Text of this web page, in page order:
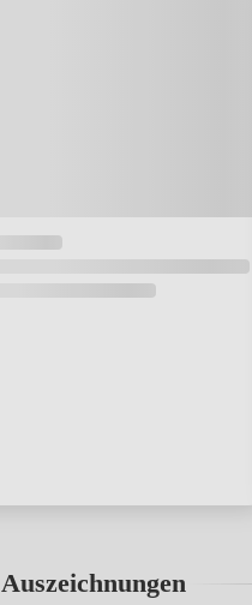
Auszeichnungen